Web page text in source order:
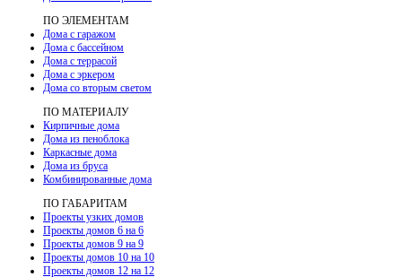
ПО ЭЛЕМЕНТАМ
Дома с гаражом
Дома с бассейном
Дома с террасой
Дома с эркером
Дома со вторым светом
ПО МАТЕРИАЛУ
Кирпичные дома
Дома из пеноблока
Каркасные дома
Дома из бруса
Комбинированные дома
ПО ГАБАРИТАМ
Проекты узких домов
Проекты домов 6 на 6
Проекты домов 9 на 9
Проекты домов 10 на 10
Проекты домов 12 на 12